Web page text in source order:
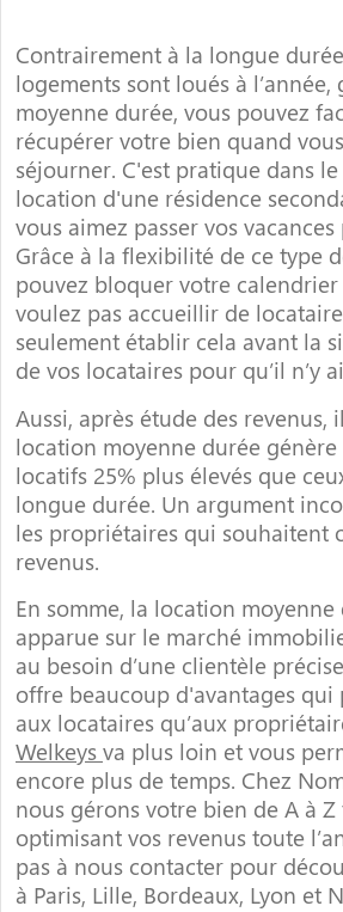
Contrairement à la longue
logements sont loués à l’année,
moyenne durée, vous pouvez
récupérer votre bien quand
séjourner. C'est pratique dans
location d'une résidence
vous aimez passer vos
Grâce à la flexibilité de ce type
pouvez bloquer votre
voulez pas accueillir de
seulement établir cela avant la
de vos locataires pour qu’il n’y
Aussi, après étude des revenus,
location moyenne durée génère
locatifs 25% plus élevés que
longue durée. Un argument
les propriétaires qui souhaitent
revenus.
En somme, la location moyenne
apparue sur le marché
au besoin d’une clientèle
offre beaucoup d'avantages
aux locataires qu’aux
Welkeys va plus loin et vous
encore plus de temps. Chez
nous gérons votre bien de A à
optimisant vos revenus toute
pas à nous contacter pour
à Paris, Lille, Bordeaux, Lyon et